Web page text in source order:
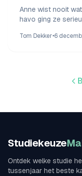
Anne wist nooit
havo ging ze
Tom Dekker•6
Studiekeuze
Ontdek welke studie
tussenjaar het beste